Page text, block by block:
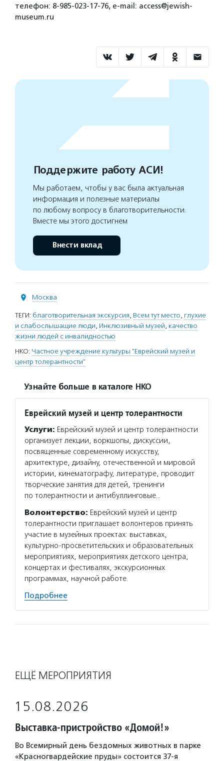
телефон: 8-985-023-17-76, e-mail: access@jewish-
museum.ru
Поддержите работу АСИ!
Мы работаем, чтобы у вас была актуальная
информация и полезные материалы
по любому вопросу в благотворительности.
Вместе мы этого достигнем
Внести вклад
Москва
ТЕГИ: благотворительная экскурсия, Всем тут место, глухие
и слабослышащие люди, Инклюзивный музей, качество
жизни людей с инвалидностью
НКО: Частное учреждение культуры "Еврейский музей и
центр толерантности"
Узнайте больше в каталоге НКО
Еврейский музей и центр толерантности
Услуги: Еврейский музей и центр толерантности
организует лекции, воркшопы, дискуссии,
посвященные современному искусству,
архитектуре, дизайну, отечественной и мировой
истории, кинематографу, литературе, проводит
творческие занятия для детей, тренинги
по толерантности и антибуллинговые…
Волонтерство: Еврейский музей и центр
толерантности приглашает волонтеров принять
участие в музейных проектах: выставках,
культурно-просветительских и образовательных
мероприятиях, мероприятиях детского центра,
концертах и фестивалях, экскурсионных
программах, научной работе.
Подробнее
ЕЩЁ МЕРОПРИЯТИЯ
15.08.2026
Выставка-пристройство «Домой!»
Во Всемирный день бездомных животных в парке
«Красногвардейские пруды» состоится 37-я